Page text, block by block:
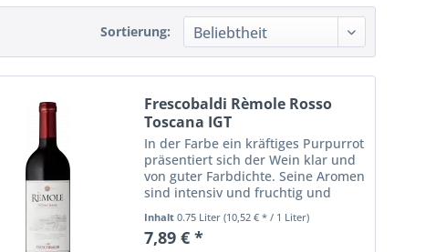
Sortierung:
Frescobaldi Rèmole Rosso
Toscana IGT
In der Farbe ein kräftiges Purpurrot
präsentiert sich der Wein klar und
von guter Farbdichte. Seine Aromen
sind intensiv und fruchtig und
erinnern an Kirsche und rote
Beeren (Brombeere, Himbeere und
Johannisbeere), ergänzt durch
Inhalt 0.75 Liter (10,52 € * / 1 Liter)
7,89 € *